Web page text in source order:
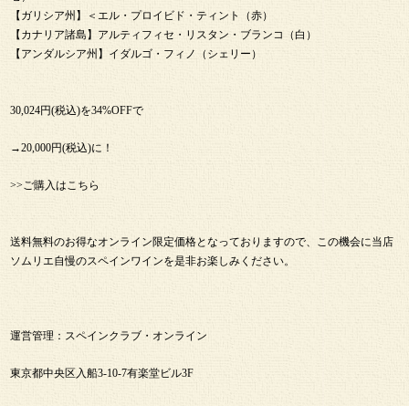
【ガリシア州】＜エル・プロイビド・ティント（赤）
【カナリア諸島】アルティフィセ・リスタン・ブランコ（白）
【アンダルシア州】イダルゴ・フィノ（シェリー）
30,024円(税込)を34%OFFで
→20,000円(税込)に！
>>ご購入はこちら
送料無料のお得なオンライン限定価格となっておりますので、この機会に当店
ソムリエ自慢のスペインワインを是非お楽しみください。
運営管理：スペインクラブ・オンライン
東京都中央区入船3-10-7有楽堂ビル3F